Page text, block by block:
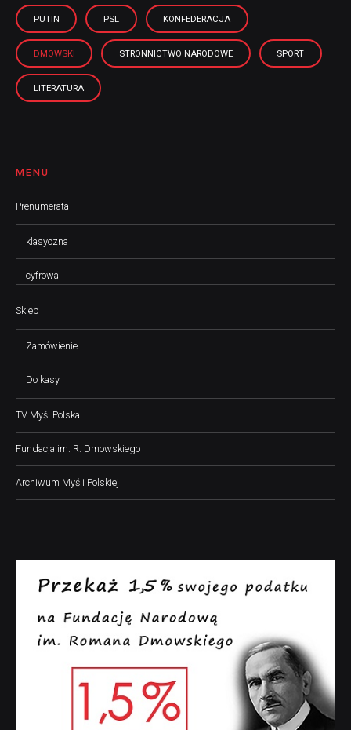
PUTIN PSL KONFEDERACJA
DMOWSKI STRONNICTWO NARODOWE SPORT
LITERATURA
MENU
Prenumerata
klasyczna
cyfrowa
Sklep
Zamówienie
Do kasy
TV Myśl Polska
Fundacja im. R. Dmowskiego
Archiwum Myśli Polskiej